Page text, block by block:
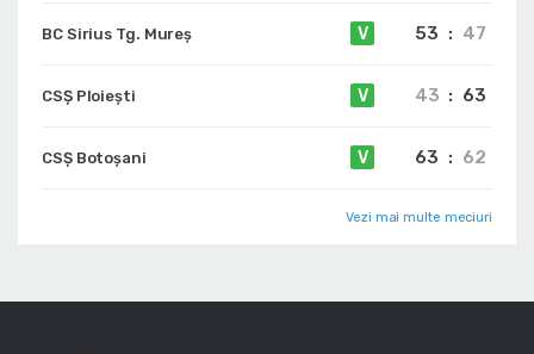
BC Sirius Tg. Mureș V 53 : 47
CSȘ Ploiești V 43 : 63
CSȘ Botoșani V 63 : 62
Vezi mai multe meciuri